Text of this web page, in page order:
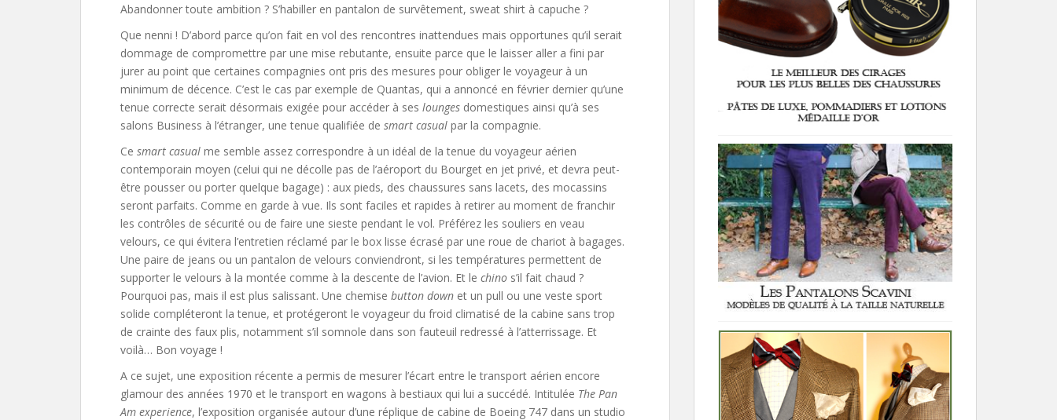
Abandonner toute ambition ? S’habiller en pantalon de survêtement, sweat shirt à capuche ?
Que nenni ! D’abord parce qu’on fait en vol des rencontres inattendues mais opportunes qu’il serait
dommage de compromettre par une mise rebutante, ensuite parce que le laisser aller a fini par
jurer au point que certaines compagnies ont pris des mesures pour obliger le voyageur à un
minimum de décence. C’est le cas par exemple de Quantas, qui a annoncé en février dernier qu’une
tenue correcte serait désormais exigée pour accéder à ses lounges domestiques ainsi qu’à ses
salons Business à l’étranger, une tenue qualifiée de smart casual par la compagnie.
Ce smart casual me semble assez correspondre à un idéal de la tenue du voyageur aérien
contemporain moyen (celui qui ne décolle pas de l’aéroport du Bourget en jet privé, et devra peut-
être pousser ou porter quelque bagage) : aux pieds, des chaussures sans lacets, des mocassins
seront parfaits. Comme en garde à vue. Ils sont faciles et rapides à retirer au moment de franchir
les contrôles de sécurité ou de faire une sieste pendant le vol. Préférez les souliers en veau
velours, ce qui évitera l’entretien réclamé par le box lisse écrasé par une roue de chariot à bagages.
Une paire de jeans ou un pantalon de velours conviendront, si les températures permettent de
supporter le velours à la montée comme à la descente de l’avion. Et le chino s’il fait chaud ?
Pourquoi pas, mais il est plus salissant. Une chemise button down et un pull ou une veste sport
solide compléteront la tenue, et protégeront le voyageur du froid climatisé de la cabine sans trop
de crainte des faux plis, notamment s’il somnole dans son fauteuil redressé à l’atterrissage. Et
voilà… Bon voyage !
A ce sujet, une exposition récente a permis de mesurer l’écart entre le transport aérien encore
glamour des années 1970 et le transport en wagons à bestiaux qui lui a succédé. Intitulée The Pan
Am experience, l’exposition organisée autour d’une réplique de cabine de Boeing 747 dans un studio